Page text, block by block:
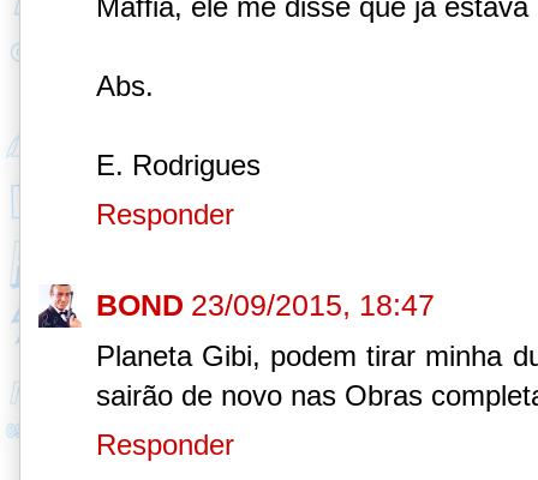
Maffia, ele me disse que já
Abs.
E. Rodrigues
Responder
BOND 23/09/2015, 18:47
Planeta Gibi, podem tirar minha
sairão de novo nas Obras
Responder